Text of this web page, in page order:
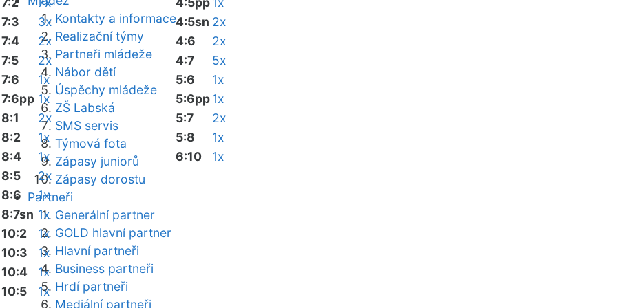
Kontakty a informace
Realizační týmy
Partneři mládeže
Nábor dětí
Úspěchy mládeže
ZŠ Labská
SMS servis
Týmová fota
Zápasy juniorů
Zápasy dorostu
Partneři
Generální partner
GOLD hlavní partner
Hlavní partneři
Business partneři
Hrdí partneři
Mediální partneři
7:3
3x
7:4
2x
7:5
2x
7:6
1x
7:6pp 1x
8:1
2x
8:2
1x
8:4
1x
8:5
2x
8:6
1x
8:7sn 1x
10:2
1x
10:3
1x
10:4
1x
10:5
1x
4:5sn 2x
4:6
2x
4:7
5x
5:6
1x
5:6pp1x
5:7
2x
5:8
1x
6:10
1x